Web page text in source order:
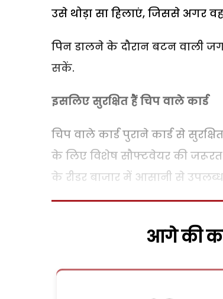
उसे थोड़ा सा हिलाएं, जिससे अगर
पिन डालने के दौरान बटन वाली
सकें.
इसलिए सुरक्षित हैं चिप वाले कार्ड
चिप वाले कार्ड पुराने कार्ड से
के लिए विशेष सौफ्टवेयर की जरूरत
के रीडर बाजार में आसानी से
आगे की